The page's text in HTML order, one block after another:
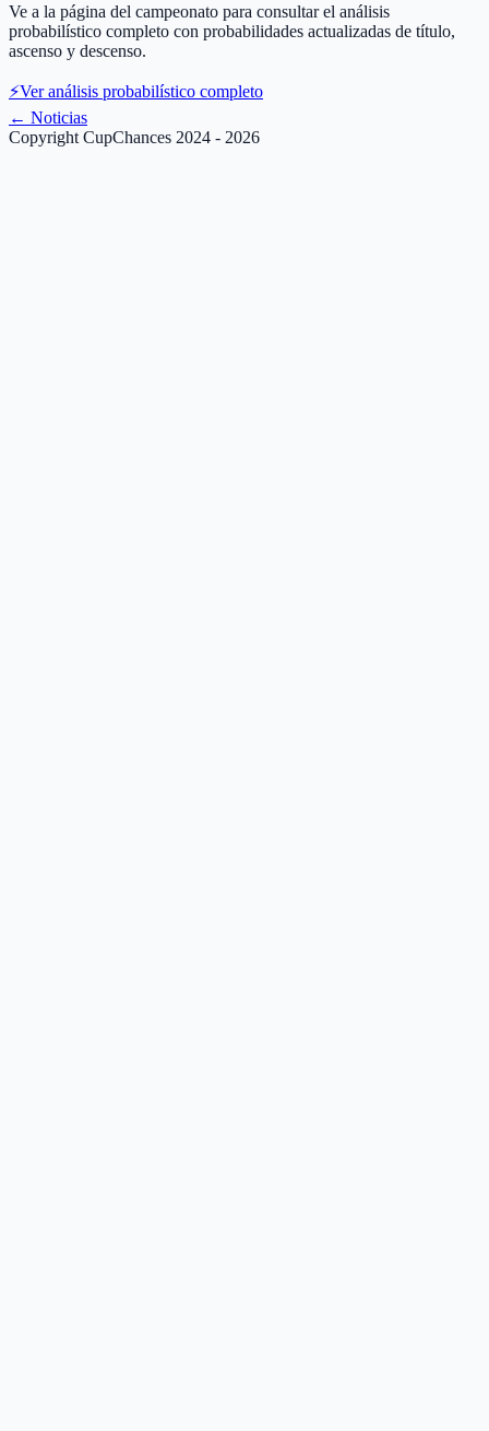
Ve a la página del campeonato para consultar el análisis
probabilístico completo con probabilidades actualizadas de título,
ascenso y descenso.
⚡Ver análisis probabilístico completo
← Noticias
Copyright CupChances 2024 - 2026